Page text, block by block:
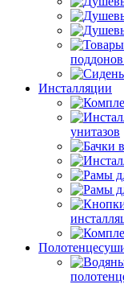
Инсталляции
унитазов